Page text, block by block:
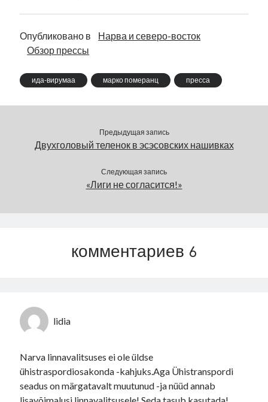
«Sidoroff» на груди,
на…
Опубликовано в
Нарва и северо-восток
Обзор прессы
ида-вирумаа марко померанц пресса
Предыдущая запись
Двухголовый теленок в эсэсовских нашивках
Следующая запись
«Лиги не согласится!»
комментариев 6
lidia
Narva linnavalitsuses ei ole üldse
ühistraspordiosakonda -kahjuks.Aga Ühistranspordi
seadus on märgatavalt muutunud -ja nüüd annab